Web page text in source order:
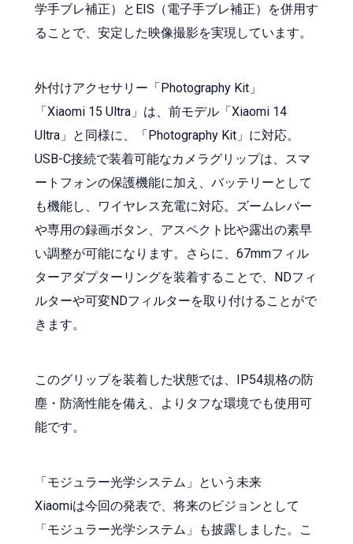
学手ブレ補正）とEIS（電子手ブレ補正）を併用す
ることで、安定した映像撮影を実現しています。
外付けアクセサリー「Photography Kit」
「Xiaomi 15 Ultra」は、前モデル「Xiaomi 14
Ultra」と同様に、「Photography Kit」に対応。
USB-C接続で装着可能なカメラグリップは、スマ
ートフォンの保護機能に加え、バッテリーとして
も機能し、ワイヤレス充電に対応。ズームレバー
や専用の録画ボタン、アスペクト比や露出の素早
い調整が可能になります。さらに、67mmフィル
ターアダプターリングを装着することで、NDフィ
ルターや可変NDフィルターを取り付けることがで
きます。
このグリップを装着した状態では、IP54規格の防
塵・防滴性能を備え、よりタフな環境でも使用可
能です。
「モジュラー光学システム」という未来
Xiaomiは今回の発表で、将来のビジョンとして
「モジュラー光学システム」も披露しました。こ